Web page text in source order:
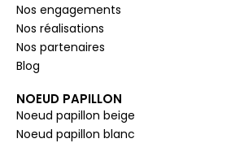
Nos engagements
Nos réalisations
Nos partenaires
Blog
NOEUD PAPILLON
Noeud papillon beige
Noeud papillon blanc